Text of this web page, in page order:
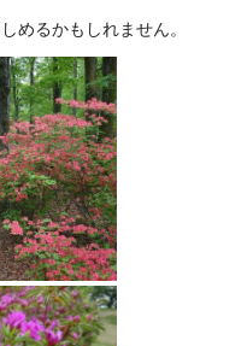
めるかもしれません。